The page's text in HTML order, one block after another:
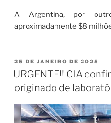
A Argentina, por
aproximadamente $8
25 DE JANEIRO DE 2025
URGENTE!! CIA
originado de